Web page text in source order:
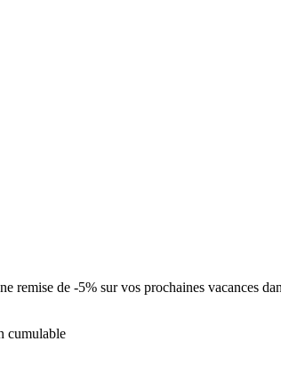
de -5% sur vos prochaines vacances
cumulable